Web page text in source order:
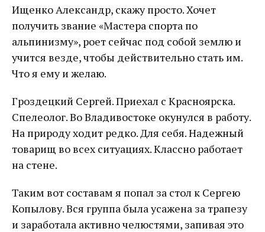
Ищенко Александр, скажу просто. Хочет
получить звание «Мастера спорта по
альпинизму», роет сейчас под собой землю и
учится везде, чтобы действительно стать им.
Что я ему и желаю.
Гроздецкий Сергей. Приехал с Красноярска.
Спелеолог. Во Владивостоке окунулся в работу.
На природу ходит редко. Для себя. Надежный
товарищ во всех ситуациях. Классно работает
на стене.
Таким вот составам я попал за стол к Сергею
Копылову. Вся группа была усажена за трапезу
и заработала активно челюстями, запивая это